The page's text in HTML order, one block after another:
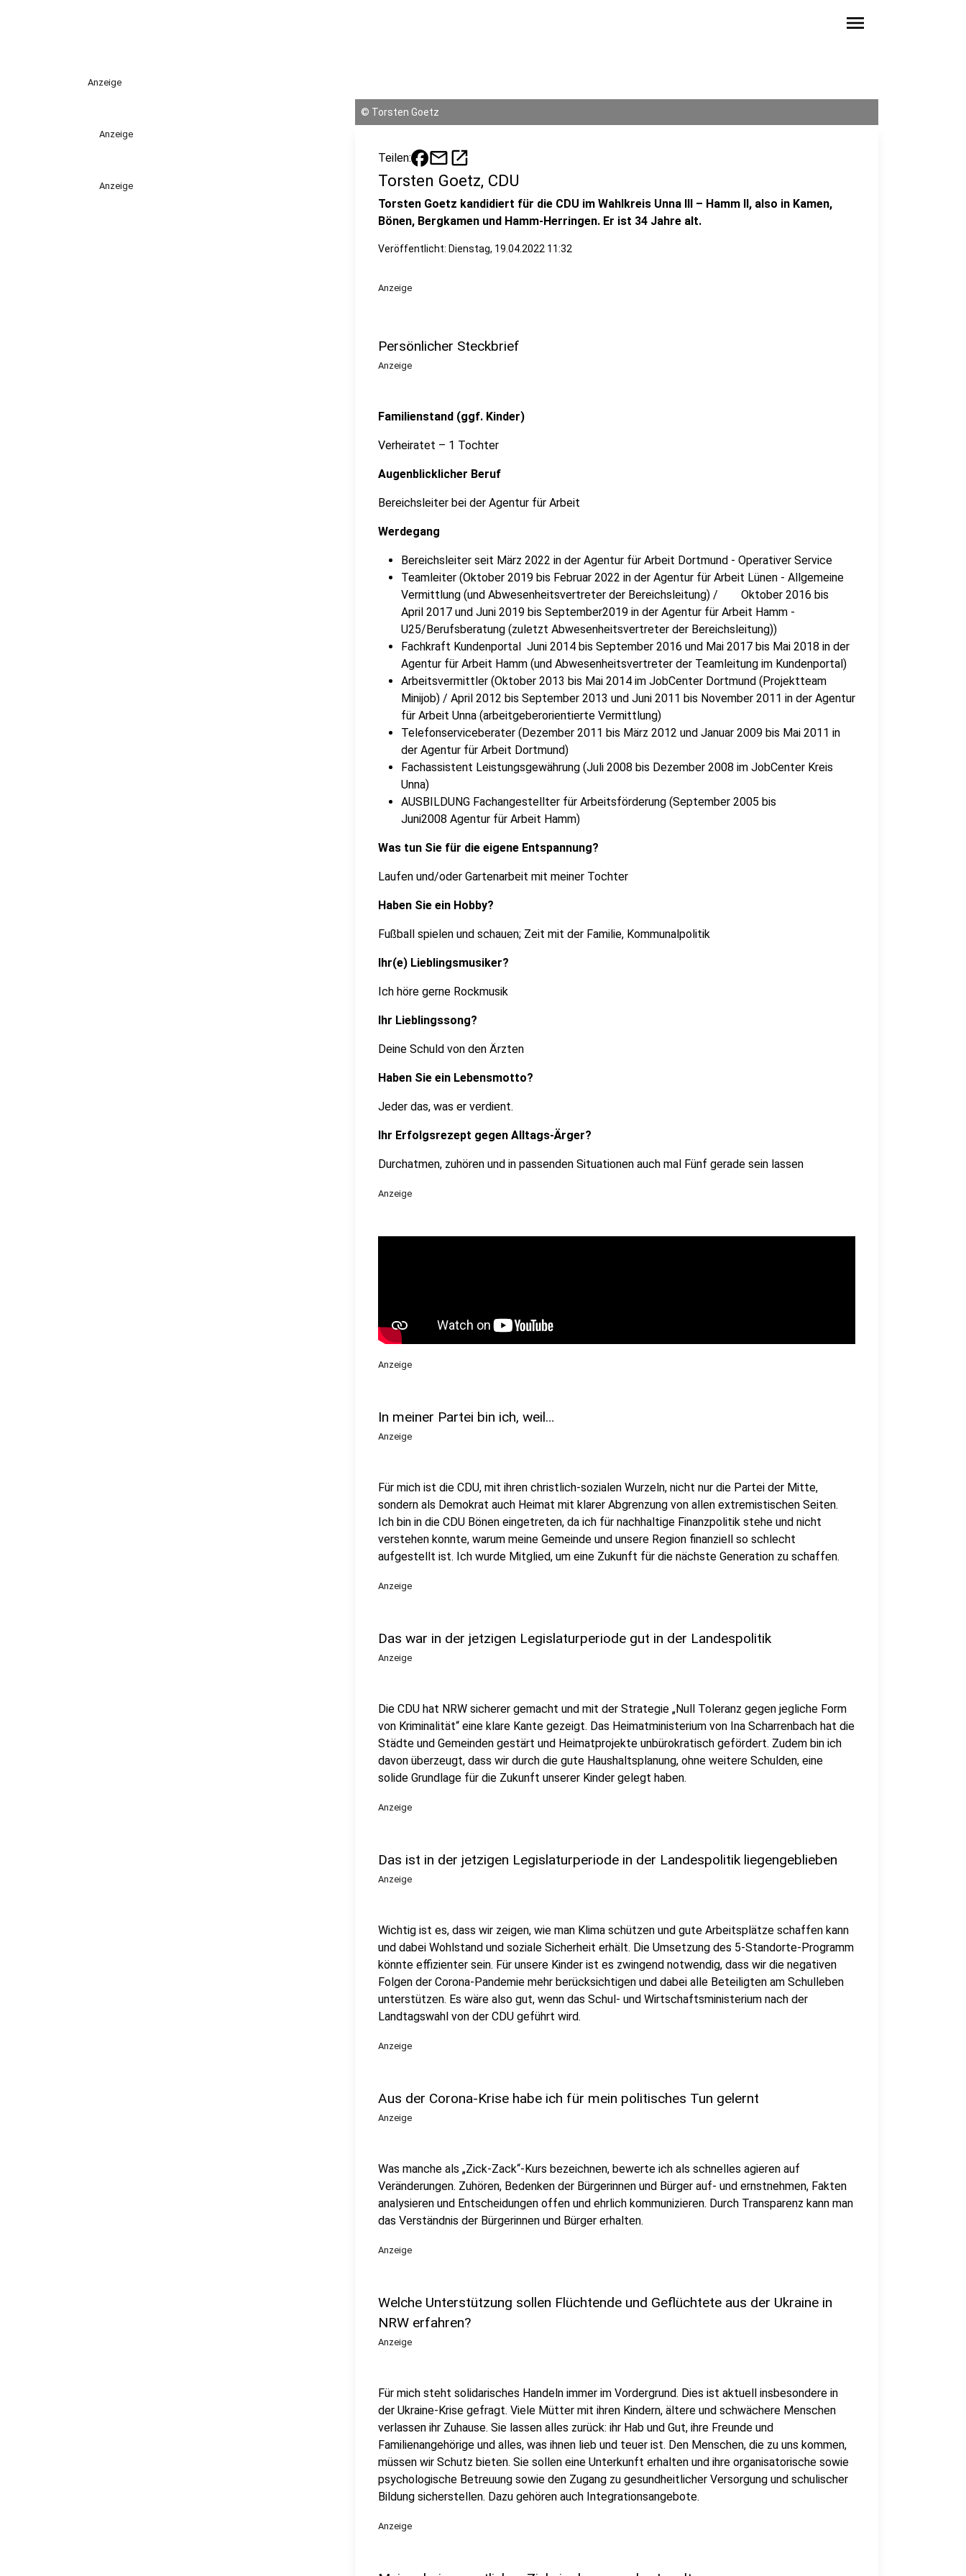
menu
Anzeige
Anzeige
Anzeige
© Torsten Goetz
Teilen: mailopen_in_new
Torsten Goetz, CDU
Torsten Goetz kandidiert für die CDU im Wahlkreis Unna III – Hamm II, also in Kamen,
Bönen, Bergkamen und Hamm-Herringen. Er ist 34 Jahre alt.
Veröffentlicht: Dienstag, 19.04.2022 11:32
Anzeige
Persönlicher Steckbrief
Anzeige
Familienstand (ggf. Kinder)
Verheiratet – 1 Tochter
Augenblicklicher Beruf
Bereichsleiter bei der Agentur für Arbeit
Werdegang
Bereichsleiter seit März 2022 in der Agentur für Arbeit Dortmund - Operativer Service
Teamleiter (Oktober 2019 bis Februar 2022 in der Agentur für Arbeit Lünen - Allgemeine
Vermittlung (und Abwesenheitsvertreter der Bereichsleitung) / Oktober 2016 bis
April 2017 und Juni 2019 bis September2019 in der Agentur für Arbeit Hamm -
U25/Berufsberatung (zuletzt Abwesenheitsvertreter der Bereichsleitung))
Fachkraft Kundenportal Juni 2014 bis September 2016 und Mai 2017 bis Mai 2018 in der
Agentur für Arbeit Hamm (und Abwesenheitsvertreter der Teamleitung im Kundenportal)
Arbeitsvermittler (Oktober 2013 bis Mai 2014 im JobCenter Dortmund (Projektteam
Minijob) / April 2012 bis September 2013 und Juni 2011 bis November 2011 in der Agentur
für Arbeit Unna (arbeitgeberorientierte Vermittlung)
Telefonserviceberater (Dezember 2011 bis März 2012 und Januar 2009 bis Mai 2011 in
der Agentur für Arbeit Dortmund)
Fachassistent Leistungsgewährung (Juli 2008 bis Dezember 2008 im JobCenter Kreis
Unna)
AUSBILDUNG Fachangestellter für Arbeitsförderung (September 2005 bis
Juni2008 Agentur für Arbeit Hamm)
Was tun Sie für die eigene Entspannung?
Laufen und/oder Gartenarbeit mit meiner Tochter
Haben Sie ein Hobby?
Fußball spielen und schauen; Zeit mit der Familie, Kommunalpolitik
Ihr(e) Lieblingsmusiker?
Ich höre gerne Rockmusik
Ihr Lieblingssong?
Deine Schuld von den Ärzten
Haben Sie ein Lebensmotto?
Jeder das, was er verdient.
Ihr Erfolgsrezept gegen Alltags-Ärger?
Durchatmen, zuhören und in passenden Situationen auch mal Fünf gerade sein lassen
Anzeige
Anzeige
In meiner Partei bin ich, weil…
Anzeige
Für mich ist die CDU, mit ihren christlich-sozialen Wurzeln, nicht nur die Partei der Mitte,
sondern als Demokrat auch Heimat mit klarer Abgrenzung von allen extremistischen Seiten.
Ich bin in die CDU Bönen eingetreten, da ich für nachhaltige Finanzpolitik stehe und nicht
verstehen konnte, warum meine Gemeinde und unsere Region finanziell so schlecht
aufgestellt ist. Ich wurde Mitglied, um eine Zukunft für die nächste Generation zu schaffen.
Anzeige
Das war in der jetzigen Legislaturperiode gut in der Landespolitik
Anzeige
Die CDU hat NRW sicherer gemacht und mit der Strategie „Null Toleranz gegen jegliche Form
von Kriminalität“ eine klare Kante gezeigt. Das Heimatministerium von Ina Scharrenbach hat die
Städte und Gemeinden gestärt und Heimatprojekte unbürokratisch gefördert. Zudem bin ich
davon überzeugt, dass wir durch die gute Haushaltsplanung, ohne weitere Schulden, eine
solide Grundlage für die Zukunft unserer Kinder gelegt haben.
Anzeige
Das ist in der jetzigen Legislaturperiode in der Landespolitik liegengeblieben
Anzeige
Wichtig ist es, dass wir zeigen, wie man Klima schützen und gute Arbeitsplätze schaffen kann
und dabei Wohlstand und soziale Sicherheit erhält. Die Umsetzung des 5-Standorte-Programm
könnte effizienter sein. Für unsere Kinder ist es zwingend notwendig, dass wir die negativen
Folgen der Corona-Pandemie mehr berücksichtigen und dabei alle Beteiligten am Schulleben
unterstützen. Es wäre also gut, wenn das Schul- und Wirtschaftsministerium nach der
Landtagswahl von der CDU geführt wird.
Anzeige
Aus der Corona-Krise habe ich für mein politisches Tun gelernt
Anzeige
Was manche als „Zick-Zack“-Kurs bezeichnen, bewerte ich als schnelles agieren auf
Veränderungen. Zuhören, Bedenken der Bürgerinnen und Bürger auf- und ernstnehmen, Fakten
analysieren und Entscheidungen offen und ehrlich kommunizieren. Durch Transparenz kann man
das Verständnis der Bürgerinnen und Bürger erhalten.
Anzeige
Welche Unterstützung sollen Flüchtende und Geflüchtete aus der Ukraine in
NRW erfahren?
Anzeige
Für mich steht solidarisches Handeln immer im Vordergrund. Dies ist aktuell insbesondere in
der Ukraine-Krise gefragt. Viele Mütter mit ihren Kindern, ältere und schwächere Menschen
verlassen ihr Zuhause. Sie lassen alles zurück: ihr Hab und Gut, ihre Freunde und
Familienangehörige und alles, was ihnen lieb und teuer ist. Den Menschen, die zu uns kommen,
müssen wir Schutz bieten. Sie sollen eine Unterkunft erhalten und ihre organisatorische sowie
psychologische Betreuung sowie den Zugang zu gesundheitlicher Versorgung und schulischer
Bildung sicherstellen. Dazu gehören auch Integrationsangebote.
Anzeige